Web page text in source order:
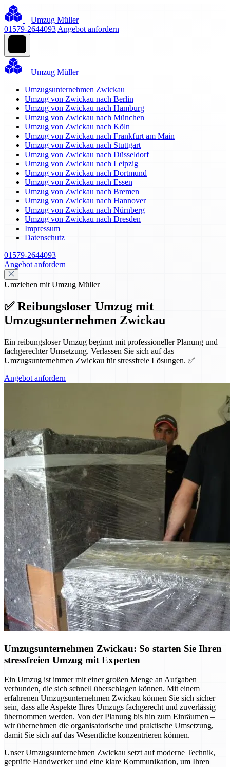
Umzug Müller
01579-2644093 Angebot anfordern
Umzug Müller
Umzugsunternehmen Zwickau
Umzug von Zwickau nach Berlin
Umzug von Zwickau nach Hamburg
Umzug von Zwickau nach München
Umzug von Zwickau nach Köln
Umzug von Zwickau nach Frankfurt am Main
Umzug von Zwickau nach Stuttgart
Umzug von Zwickau nach Düsseldorf
Umzug von Zwickau nach Leipzig
Umzug von Zwickau nach Dortmund
Umzug von Zwickau nach Essen
Umzug von Zwickau nach Bremen
Umzug von Zwickau nach Hannover
Umzug von Zwickau nach Nürnberg
Umzug von Zwickau nach Dresden
Impressum
Datenschutz
01579-2644093
Angebot anfordern
Umziehen mit Umzug Müller
✅ Reibungsloser Umzug mit
Umzugsunternehmen Zwickau
Ein reibungsloser Umzug beginnt mit professioneller Planung und
fachgerechter Umsetzung. Verlassen Sie sich auf das
Umzugsunternehmen Zwickau für stressfreie Lösungen. ✅
Angebot anfordern
Umzugsunternehmen Zwickau: So starten Sie Ihren
stressfreien Umzug mit Experten
Ein Umzug ist immer mit einer großen Menge an Aufgaben
verbunden, die sich schnell überschlagen können. Mit einem
erfahrenen Umzugsunternehmen Zwickau können Sie sich sicher
sein, dass alle Aspekte Ihres Umzugs fachgerecht und zuverlässig
übernommen werden. Von der Planung bis hin zum Einräumen –
wir übernehmen die organisatorische und praktische Umsetzung,
damit Sie sich auf das Wesentliche konzentrieren können.
Unser Umzugsunternehmen Zwickau setzt auf moderne Technik,
geprüfte Handwerker und eine klare Kommunikation, um Ihren